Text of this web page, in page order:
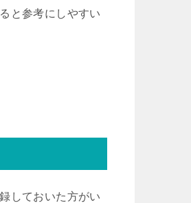
と参考にしやすい
しておいた方がい